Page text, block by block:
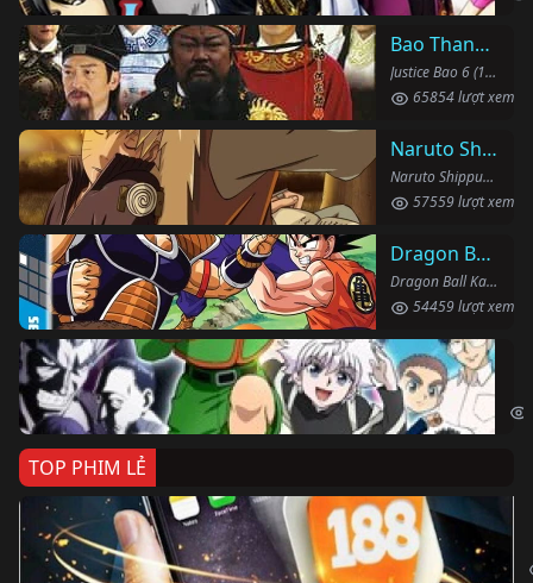
Bao Thanh Thiên 1993 (Phần 6)
Justice Bao 6 (1993)
65854 lượt xem
Naruto Shippuden
Naruto Shippuden (2007)
57559 lượt xem
Dragon Ball Kai
Dragon Ball Kai (2019)
54459 lượt xem
TOP PHIM LẺ